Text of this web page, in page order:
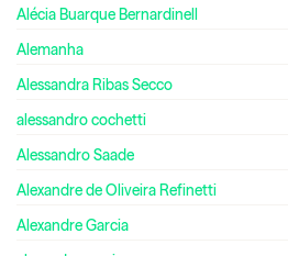
Alécia Buarque Bernardinell
Alemanha
Alessandra Ribas Secco
alessandro cochetti
Alessandro Saade
Alexandre de Oliveira Refinetti
Alexandre Garcia